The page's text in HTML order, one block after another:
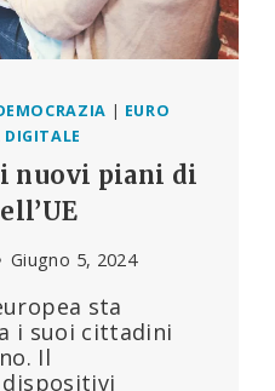
| EURO
DIGITALE
nuovi piani di
Giugno 5, 2024
sta
i suoi cittadini
Il